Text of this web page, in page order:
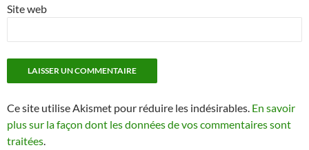
Site web
Ce site utilise Akismet pour réduire les indésirables. En savoir
plus sur la façon dont les données de vos commentaires sont
traitées.